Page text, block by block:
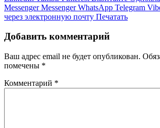
Messenger Messenger WhatsApp Telegram
через электронную почту Печатать
Добавить комментарий
Ваш адрес email не будет опубликован.
помечены *
Комментарий *